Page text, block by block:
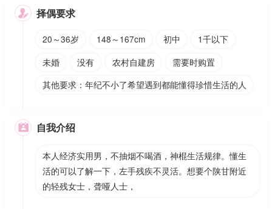
 择偶要求
20～36岁 148～167cm 初中
1千以下
未婚
没有 农村自建房
需要时购置
其他要求：年纪不小了希望遇到都能懂得珍惜生活的人
 自我介绍
本人经济实用男，不抽烟不喝酒，神棍生活规律。懂生
活的可以了解一下，左手残疾不灵活。想要个陕甘附近
的轻残女士，聋哑人士，